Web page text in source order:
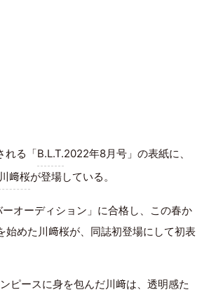
れる「B.L.T.2022年8月号」の表紙に、
川﨑桜が登場している。
ーオーディション」に合格し、この春か
始めた川﨑桜が、同誌初登場にして初表
ピースに身を包んだ川﨑は、透明感た